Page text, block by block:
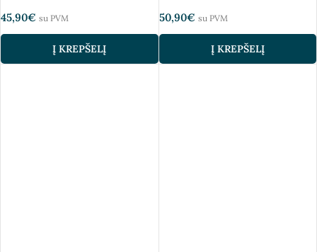
45,90€ su PVM
Į KREPŠELĮ
50,90€ su PVM
Į KREPŠELĮ